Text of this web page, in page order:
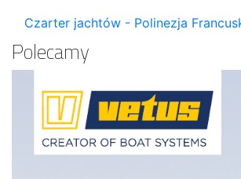
Czarter jachtów - Polinezja
Polecamy